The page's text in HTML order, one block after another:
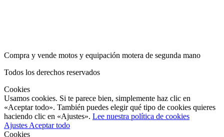
Compra y vende motos y equipación motera de segunda mano
Todos los derechos reservados
Cookies
Usamos cookies. Si te parece bien, simplemente haz clic en
«Aceptar todo». También puedes elegir qué tipo de cookies quieres
haciendo clic en «Ajustes». Lee nuestra política de cookies
Ajustes Aceptar todo
Cookies